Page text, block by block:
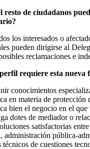
resto de ciudadanos
los interesados o
pueden dirigirse al
reclamaciones e
requiere esta nueva
conocimientos
en materia de protección
bien el negocio en el que
dotes de mediador o
satisfactorias
administración pública-
técnicos de cuestiones